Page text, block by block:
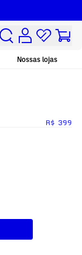
Nossas lojas
R$ 399